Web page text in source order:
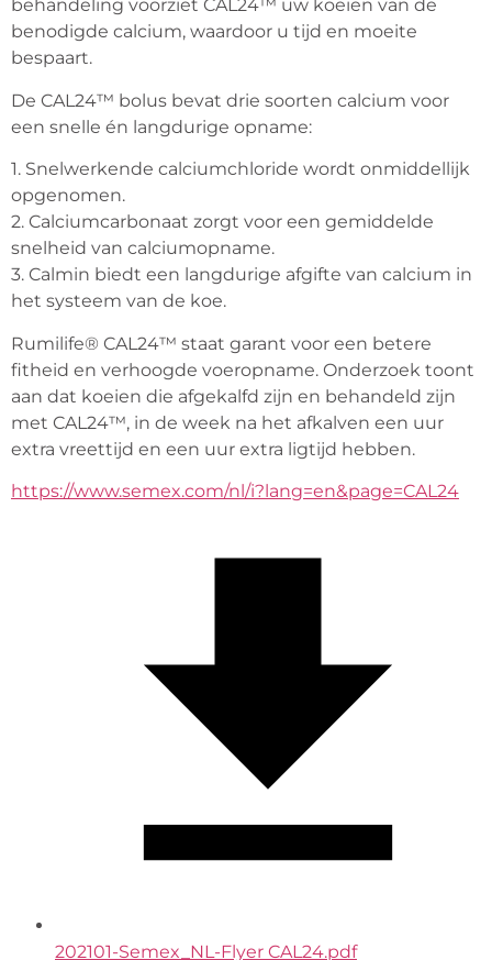
behandeling voorziet CAL24™ uw koeien van de
benodigde calcium, waardoor u tijd en moeite
bespaart.
De CAL24™ bolus bevat drie soorten calcium voor
een snelle én langdurige opname:
1. Snelwerkende calciumchloride wordt onmiddellijk
opgenomen.
2. Calciumcarbonaat zorgt voor een gemiddelde
snelheid van calciumopname.
3. Calmin biedt een langdurige afgifte van calcium in
het systeem van de koe.
Rumilife® CAL24™ staat garant voor een betere
fitheid en verhoogde voeropname. Onderzoek toont
aan dat koeien die afgekalfd zijn en behandeld zijn
met CAL24™, in de week na het afkalven een uur
extra vreettijd en een uur extra ligtijd hebben.
https://www.semex.com/nl/i?lang=en&page=CAL24
202101-Semex_NL-Flyer CAL24.pdf